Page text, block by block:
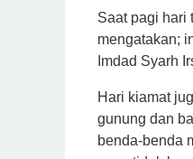
Saat pagi hari
mengatakan;
Imdad Syarh
Hari kiamat
gunung dan
benda-benda